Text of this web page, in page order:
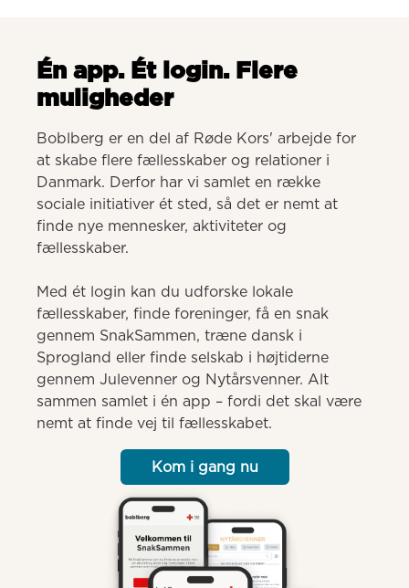
Én app. Ét login. Flere
muligheder
Boblberg er en del af Røde Kors' arbejde for
at skabe flere fællesskaber og relationer i
Danmark. Derfor har vi samlet en række
sociale initiativer ét sted, så det er nemt at
finde nye mennesker, aktiviteter og
fællesskaber.
Med ét login kan du udforske lokale
fællesskaber, finde foreninger, få en snak
gennem SnakSammen, træne dansk i
Sprogland eller finde selskab i højtiderne
gennem Julevenner og Nytårsvenner. Alt
sammen samlet i én app – fordi det skal være
nemt at finde vej til fællesskabet.
Kom i gang nu